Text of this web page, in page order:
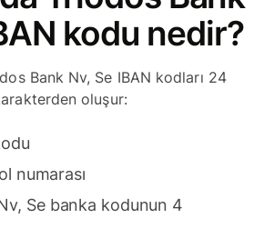
kodu nedir?
Bank Nv, Se IBAN kodları 24
oluşur:
numarası
Se banka kodunun 4